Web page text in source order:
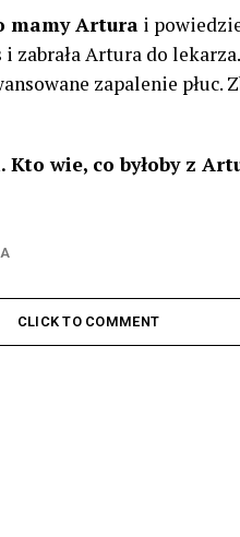
mamy Artura i
zabrała Artura do
zapalenie
wie, co byłoby z
CLICK TO COMMENT